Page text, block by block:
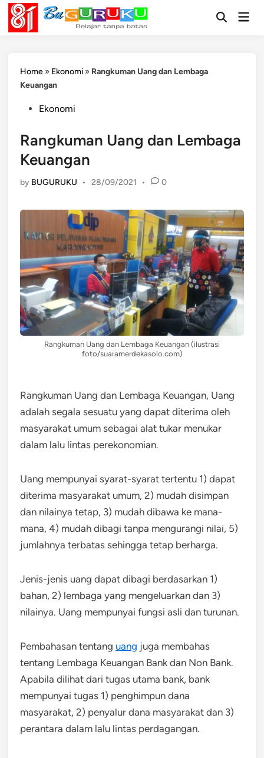
Skip
content
OpenMain
Home » Ekonomi » Rangkuman Uang dan Lembaga
Keuangan
PostedEkonomi
Rangkuman Uang dan Lembaga
Keuangan
by BUGURUKU • 28/09/2021 • 0
Rangkuman Uang dan Lembaga Keuangan (ilustrasi
foto/suaramerdekasolo.com)
Rangkuman Uang dan Lembaga Keuangan, Uang
adalah segala sesuatu yang dapat diterima oleh
masyarakat umum sebagai alat tukar menukar
dalam lalu lintas perekonomian.
Uang mempunyai syarat-syarat tertentu 1) dapat
diterima masyarakat umum, 2) mudah disimpan
dan nilainya tetap, 3) mudah dibawa ke mana-
mana, 4) mudah dibagi tanpa mengurangi nilai, 5)
jumlahnya terbatas sehingga tetap berharga.
Jenis-jenis uang dapat dibagi berdasarkan 1)
bahan, 2) lembaga yang mengeluarkan dan 3)
nilainya. Uang mempunyai fungsi asli dan turunan.
Pembahasan tentang uang juga membahas
tentang Lembaga Keuangan Bank dan Non Bank.
Apabila dilihat dari tugas utama bank, bank
mempunyai tugas 1) penghimpun dana
masyarakat, 2) penyalur dana masyarakat dan 3)
perantara dalam lalu lintas perdagangan.